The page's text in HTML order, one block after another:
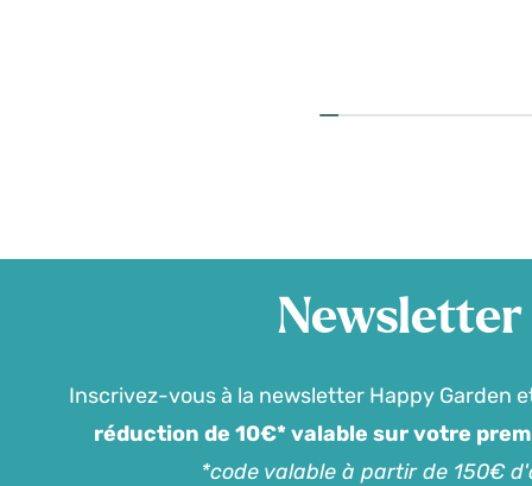
Newsletter
Inscrivez-vous à la newsletter Happy Garden
réduction de 10€* valable sur votre
*code valable à partir de 150€